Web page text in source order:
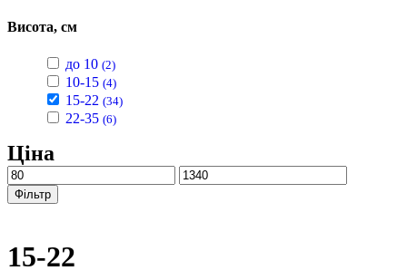
Висота, см
до 10 (2)
10-15 (4)
15-22 (34)
22-35 (6)
Ціна
Фільтр
15-22